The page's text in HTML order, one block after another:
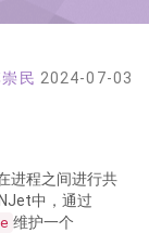
民 2024-07-03
进程之间进行共
中，通过
维护一个